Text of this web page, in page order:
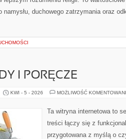
namysłu, duchowego zatrzymania oraz
I PORĘCZE
KWI - 5 - 2026 MOŻLIWOŚĆ
Ta witryna internetowa to
treści łączy się z
przygotowana z myślą o